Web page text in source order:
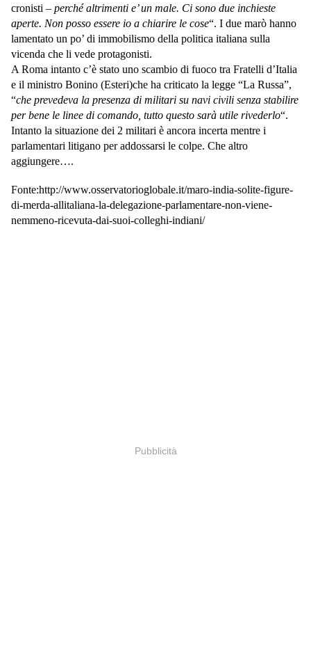
cronisti – perché altrimenti e’ un male. Ci sono due inchieste
aperte. Non posso essere io a chiarire le cose“. I due marò hanno
lamentato un po’ di immobilismo della politica italiana sulla
vicenda che li vede protagonisti.
A Roma intanto c’è stato uno scambio di fuoco tra Fratelli d’Italia
e il ministro Bonino (Esteri)che ha criticato la legge “La Russa”,
“che prevedeva la presenza di militari su navi civili senza stabilire
per bene le linee di comando, tutto questo sarà utile rivederlo“.
Intanto la situazione dei 2 militari è ancora incerta mentre i
parlamentari litigano per addossarsi le colpe. Che altro
aggiungere….
Fonte:http://www.osservatorioglobale.it/maro-india-solite-figure-
di-merda-allitaliana-la-delegazione-parlamentare-non-viene-
nemmeno-ricevuta-dai-suoi-colleghi-indiani/
Pubblicità